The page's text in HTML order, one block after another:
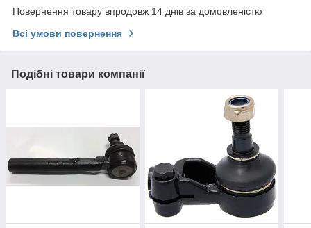
Повернення товару впродовж 14 днів за домовленістю
Всі умови повернення
Подібні товари компанії